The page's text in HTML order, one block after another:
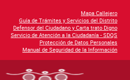
Mapa Callejero
Guía de Trámites y Servicios del Distrito
Defensor del Ciudadano y Carta trato Digno
Servicio de Atención a la Ciudadanía - SDQS
Protección de Datos Personales
Manual de Seguridad de la Información